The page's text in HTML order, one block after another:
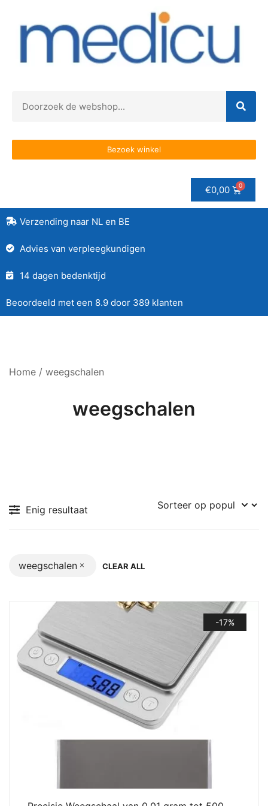
Bezoek winkel
€0,00
Verzending naar NL en BE
Advies van verpleegkundigen
14 dagen bedenktijd
Beoordeeld met een 8.9 door 389 klanten
Home / weegschalen
weegschalen
Enig resultaat
weegschalen CLEAR ALL
-17%